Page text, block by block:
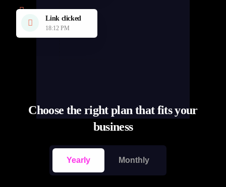
Link clicked
18:12 PM
Choose the right plan that fits your
business
Yearly Monthly